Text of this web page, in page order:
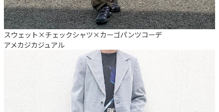
スウェット×チェックシャツ×カーゴパンツコーデ
アメカジカジュアル